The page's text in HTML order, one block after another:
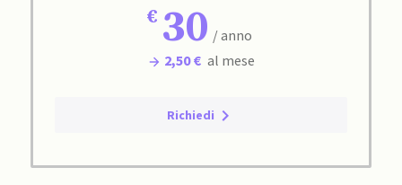
30 / anno
2,50 € al mese
Richiedi